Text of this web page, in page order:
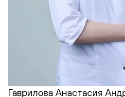
Гаврилова Анастасия